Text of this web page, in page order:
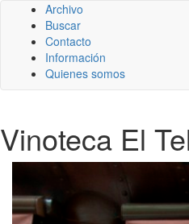
Archivo
Buscar
Contacto
Información
Quienes somos
Vinoteca El